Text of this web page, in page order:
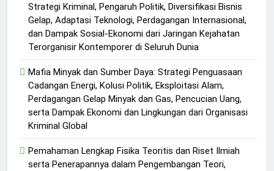
Strategi Kriminal, Pengaruh Politik, Diversifikasi Bisnis
Gelap, Adaptasi Teknologi, Perdagangan Internasional,
dan Dampak Sosial-Ekonomi dari Jaringan Kejahatan
Terorganisir Kontemporer di Seluruh Dunia
Mafia Minyak dan Sumber Daya: Strategi Penguasaan
Cadangan Energi, Kolusi Politik, Eksploitasi Alam,
Perdagangan Gelap Minyak dan Gas, Pencucian Uang,
serta Dampak Ekonomi dan Lingkungan dari Organisasi
Kriminal Global
Pemahaman Lengkap Fisika Teoritis dan Riset Ilmiah
serta Penerapannya dalam Pengembangan Teori,